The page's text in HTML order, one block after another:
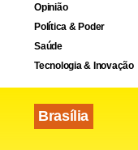
Opinião
Política & Poder
Saúde
Tecnologia & Inovação
Brasília